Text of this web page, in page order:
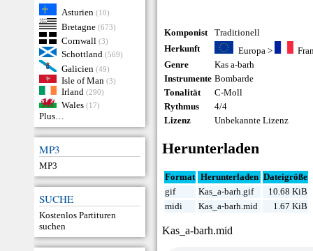
Asturien (10)
Bretagne (673)
Cornwall (3)
Schottland (569)
Galicien (49)
Isle of Man (3)
Irland (290)
Wales (17)
Plus…
MP3
MP3
SUCHE
Kostenlos Partituren
suchen
Komponist
Traditionell
Herkunft
Europa>
Genre
Kas a-barh
Instrumente Bombarde
Tonalität
C-Moll
Rythmus
4/4
Lizenz
Unbekannte Lizenz
Herunterladen
Format Herunterladen Dateigröße
gif
Kas_a-barh.gif
10.68 KiB
midi
Kas_a-barh.mid 1.67 KiB
Kas_a-barh.mid